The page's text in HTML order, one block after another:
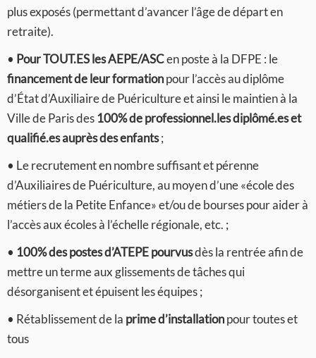
plus exposés (permettant d’avancer l’âge de départ en
retraite).
• Pour TOUT.ES les AEPE/ASCen poste à la DFPE : le
financement de leur formationpour l’accès au diplôme
d’État d’Auxiliaire de Puériculture et ainsi le maintien à la
Ville de Paris des 100% de professionnel.les diplômé.es et
qualifié.es auprès des enfants;
• Le recrutement en nombre suffisant et pérenne
d’Auxiliaires de Puériculture, au moyen d’une «école des
métiers de la Petite Enfance» et/ou de bourses pour aider à
l’accès aux écoles à l’échelle régionale, etc. ;
• 100% des postes d’ATEPE pourvusdès la rentrée afin de
mettre un terme aux glissements de tâches qui
désorganisent et épuisent les équipes ;
• Rétablissement de la prime d’installationpour toutes et
tous